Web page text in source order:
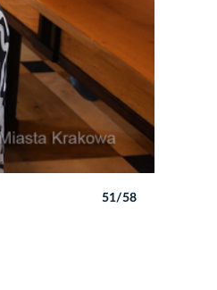
51/58